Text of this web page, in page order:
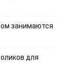
занимаются
для